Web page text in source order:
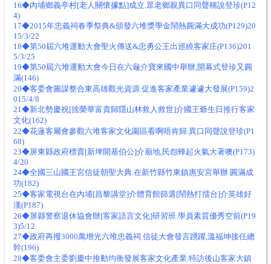
16◆內埔鄉義亭村[老人關懷據點]成立.眾老鄉親異口同聲稱說登珍(P12
4)
17◆2015年忠義祠春季祭典&頒發六堆獎學金鬧熱圓滿大成功(P129)20
15/3/22
18◆第50屆六堆運動大會聖火傳送&忠勇公王出巡繞客家庄(P136)201
5/3/25
19◆第50屆六堆運動大會今日在六龜介寶來國中舉辦,開幕式登珍又圓
滿(146)
20◆客委會圖謀整合東高雄觀光資源.促進客家產業遽遽大發展(P159)2
015/4/8
21◆新北勢慶祝[捨榮華富貴歸隱山林救人救世]介國王爺生日推行客家
文化(162)
22◆花蓮客屬會參觀六堆客家文化園區看啊唔肯歸.異口同聲說登珍(P1
68)
23◆屏東縣政府標賣[新埤開基伯公]介廟地,民怨蜂起火氣大著噢(P173)
4/20
24◆全國三山國王宮信徒朝聖大典.在新竹縣竹東鎮惠安宮舉辦.圓滿成
功(182)
25◆客家電視台在內埔[昌黎講堂]介體育館篩選[鬧熱打擂台]介英雄好
漢(P187)
26◆屏縣警察退休協會辦[客家語言文化]研習班.學員素質優秀空前(P19
3)5/12
27◆政府再撥3000萬增光六堆忠義祠.信徒大會發言踴躍,溫福坤接任總
幹(196)
28◆客委會主委劉慶中推動均衡發展客家文化產業.特訪後山客家大鎮